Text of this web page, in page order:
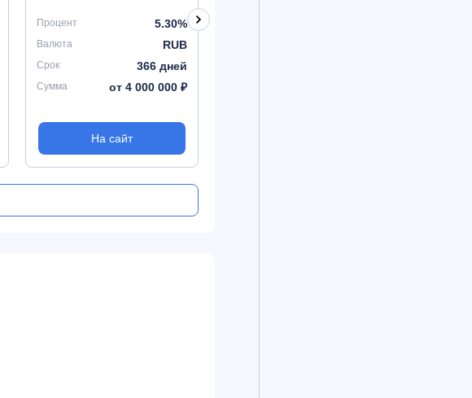
Процент 5.30%
Валюта RUB
Срок 366 дней
Сумма от 4 000 000 ₽
На сайт